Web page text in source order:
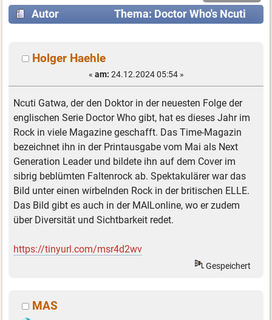
Autor
Thema: Doctor Who's Ncuti
Time (Gelesen 9863 mal)
Holger Haehle
« am: 24.12.2024 05:54 »
Ncuti Gatwa, der den Doktor in der neuesten Folge der
englischen Serie Doctor Who gibt, hat es dieses Jahr im
Rock in viele Magazine geschafft. Das Time-Magazin
bezeichnet ihn in der Printausgabe vom Mai als Next
Generation Leader und bildete ihn auf dem Cover im
sibrig beblümten Faltenrock ab. Spektakulärer war das
Bild unter einen wirbelnden Rock in der britischen ELLE.
Das Bild gibt es auch in der MAILonline, wo er zudem
über Diversität und Sichtbarkeit redet.
https://tinyurl.com/msr4d2wv
Gespeichert
MAS